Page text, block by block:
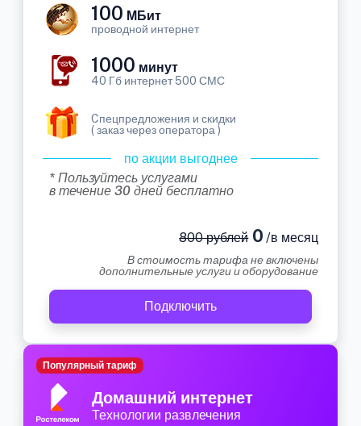
100 МБит
проводной интернет
1000 минут
40 Гб интернет 500 СМС
Cпецпредложения и скидки
( заказ через оператора )
по акции выгоднее
* Пользуйтесь услугами
в течение 30 дней бесплатно
800 рублей0 /в месяц
В стоимость тарифа не включены
дополнительные услуги и оборудование
Подключить
Домашний интернет
Технологии развлечения
Популярный тариф